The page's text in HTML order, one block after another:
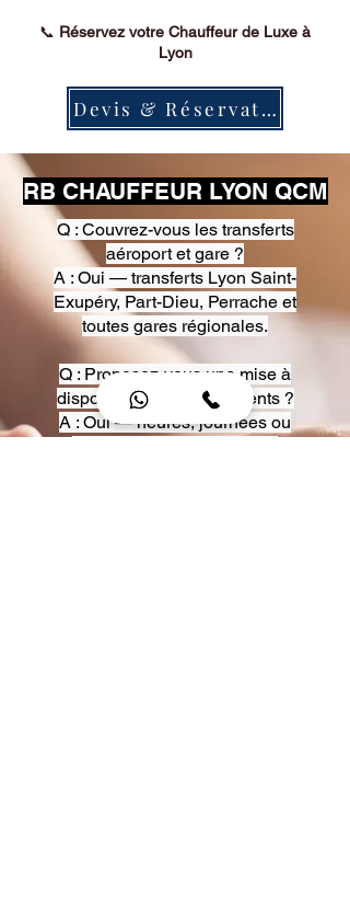
📞 Réservez votre Chauffeur de Luxe à
Lyon
Devis & Réservation
RB CHAUFFEUR LYON QCM
Q : Couvrez-vous les transferts
aéroport et gare ?
A : Oui — transferts Lyon Saint-
Exupéry, Part-Dieu, Perrache et
toutes gares régionales.
Q : Proposez-vous une mise à
disposition pour événements ?
A : Oui — heures, journées ou